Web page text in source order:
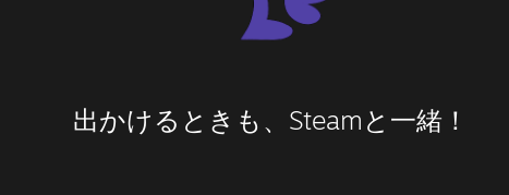
出かけるときも、Steamと一緒！